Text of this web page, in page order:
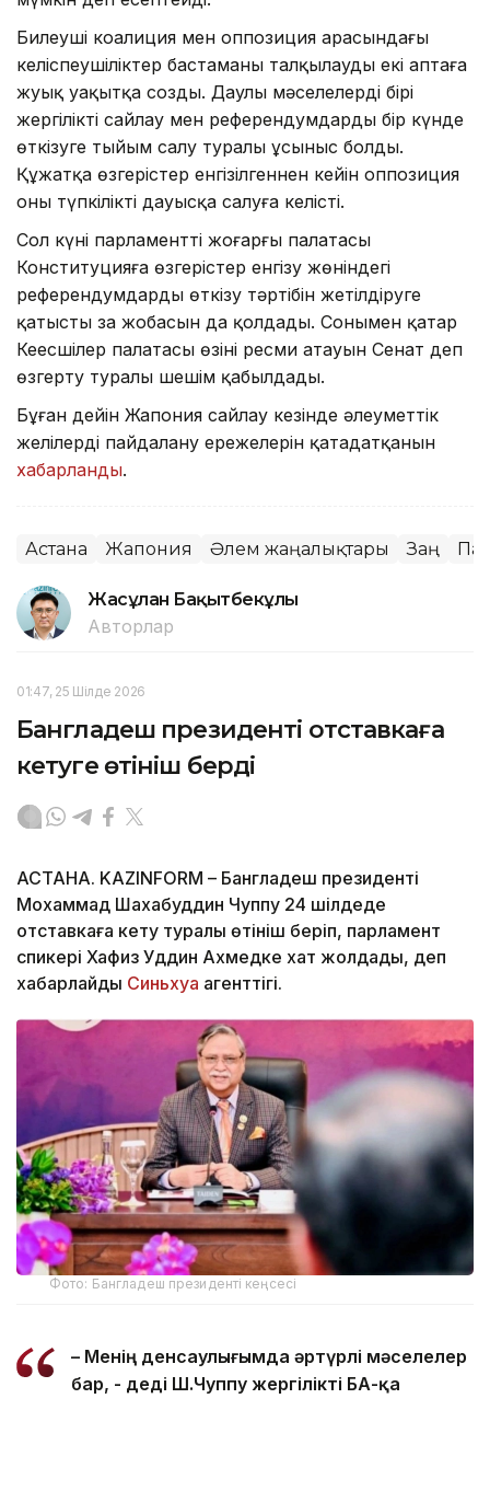
Билеуші коалиция мен оппозиция арасындағы
келіспеушіліктер бастаманы талқылауды екі аптаға
жуық уақытқа созды. Даулы мәселелердің бірі
жергілікті сайлау мен референдумдарды бір күнде
өткізуге тыйым салу туралы ұсыныс болды.
Құжатқа өзгерістер енгізілгеннен кейін оппозиция
оны түпкілікті дауысқа салуға келісті.
Сол күні парламенттің жоғарғы палатасы
Конституцияға өзгерістер енгізу жөніндегі
референдумдарды өткізу тәртібін жетілдіруге
қатысты заң жобасын да қолдады. Сонымен қатар
Кеңесшілер палатасы өзінің ресми атауын Сенат деп
өзгерту туралы шешім қабылдады.
Бұған дейін Жапония сайлау кезінде әлеуметтік
желілерді пайдалану ережелерін қатаңдатқанын
хабарланды.
Астана Жапония Әлем жаңалықтары Заң
Жасұлан Бақытбекұлы
Авторлар
01:47, 25 Шілде 2026
Бангладеш президенті отставкаға
кетуге өтініш берді
АСТАНА. KAZINFORM – Бангладеш президенті
Мохаммад Шахабуддин Чуппу 24 шілдеде
отставкаға кету туралы өтініш беріп, парламент
спикері Хафиз Уддин Ахмедке хат жолдады, деп
хабарлайды Синьхуа агенттігі.
Фото: Бангладеш президенті кеңсесі
– Менің денсаулығымда әртүрлі мәселелер
бар, - деді Ш.Чуппу жергілікті БАҚ-қа